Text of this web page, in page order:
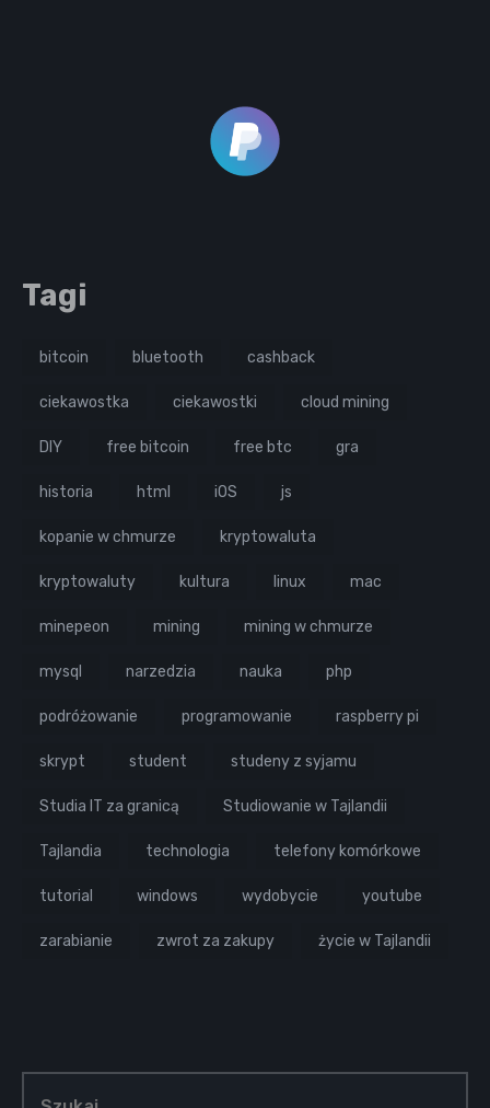
Tagi
bitcoin bluetooth cashback
ciekawostka ciekawostki cloud mining
DIY free bitcoin free btc gra
historia html iOS js
kopanie w chmurze kryptowaluta
kryptowaluty kultura linux mac
minepeon mining mining w chmurze
mysql narzedzia nauka php
podróżowanie programowanie raspberry pi
skrypt student studeny z syjamu
Studia IT za granicą Studiowanie w Tajlandii
Tajlandia technologia telefony komórkowe
tutorial windows wydobycie youtube
zarabianie zwrot za zakupy życie w Tajlandii